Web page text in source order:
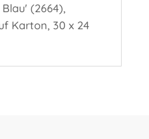
(2664),
Karton, 30 x 24